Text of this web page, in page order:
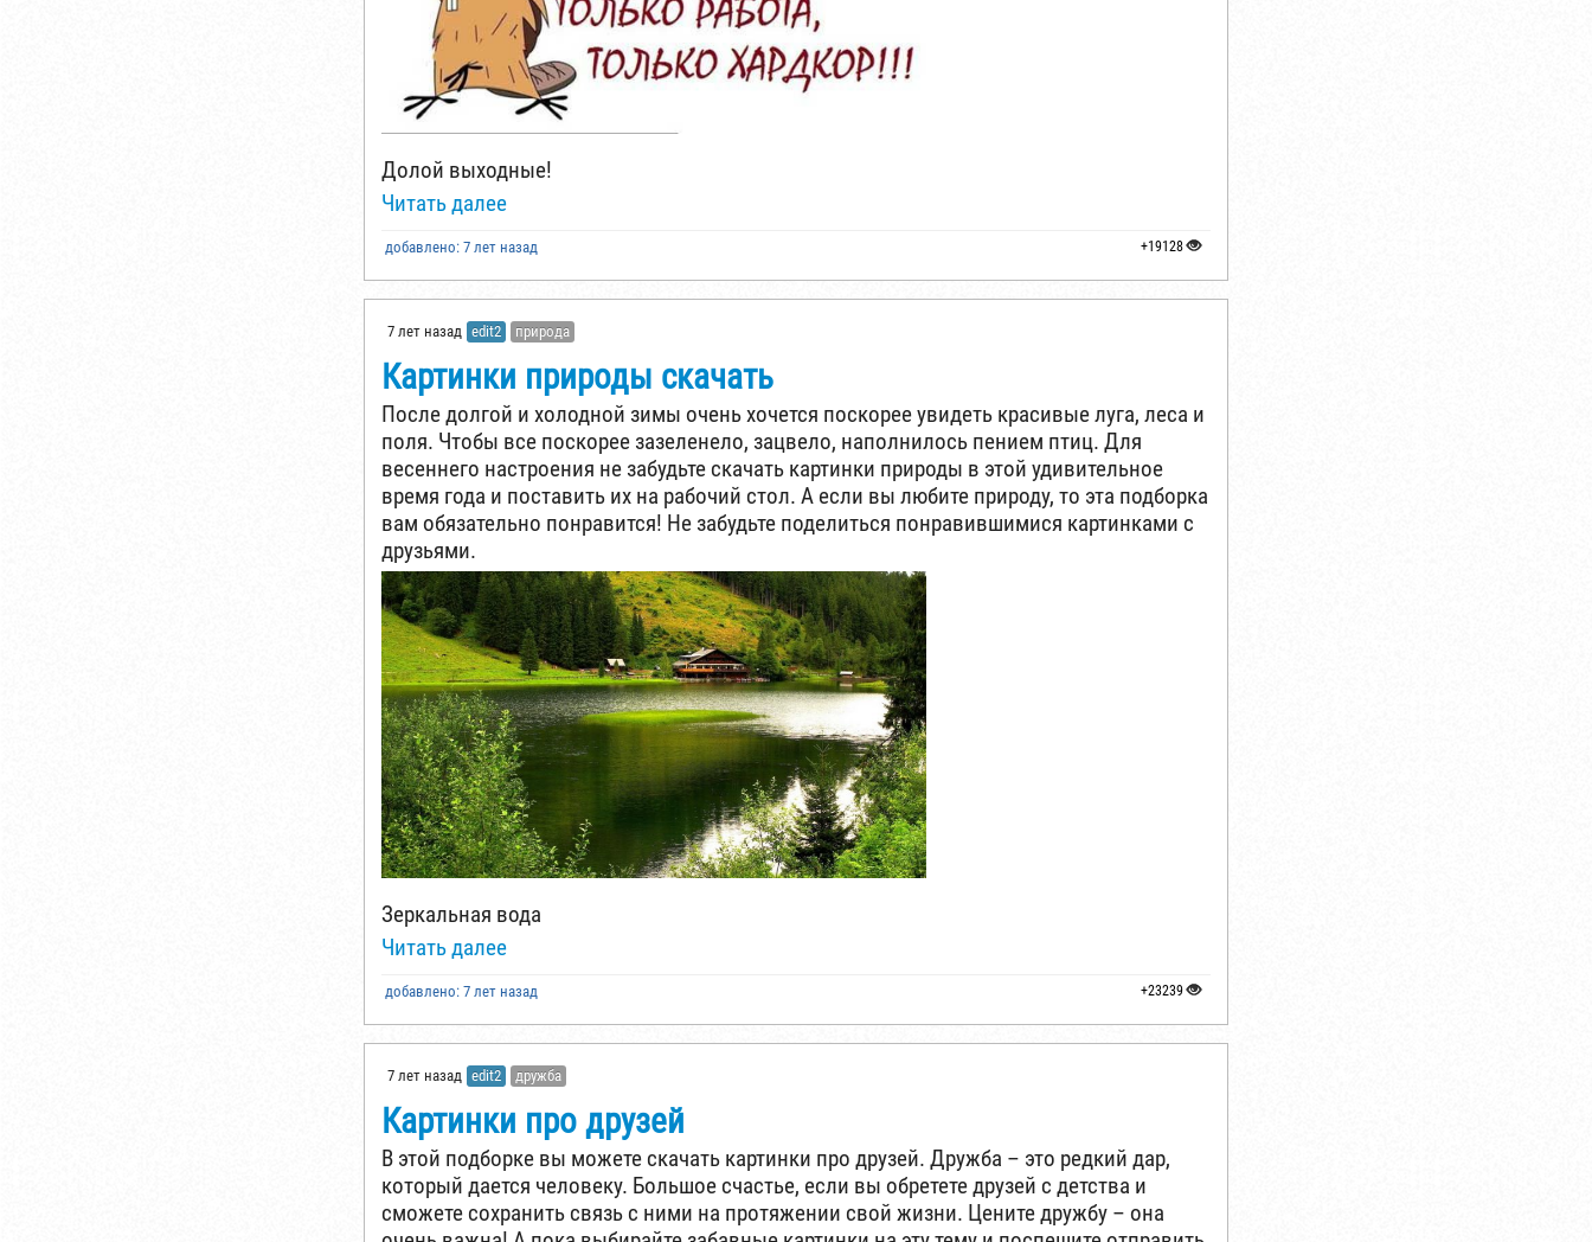
Долой выходные!
Читать далее
добавлено: 7 лет назад +19128
7 лет назад edit2 природа
Картинки природы скачать
После долгой и холодной зимы очень хочется поскорее увидеть красивые луга, леса и
поля. Чтобы все поскорее зазеленело, зацвело, наполнилось пением птиц. Для
весеннего настроения не забудьте скачать картинки природы в этой удивительное
время года и поставить их на рабочий стол. А если вы любите природу, то эта подборка
вам обязательно понравится! Не забудьте поделиться понравившимися картинками с
друзьями.
Зеркальная вода
Читать далее
добавлено: 7 лет назад +23239
7 лет назад edit2 дружба
Картинки про друзей
В этой подборке вы можете скачать картинки про друзей. Дружба – это редкий дар,
который дается человеку. Большое счастье, если вы обретете друзей с детства и
сможете сохранить связь с ними на протяжении свой жизни. Цените дружбу – она